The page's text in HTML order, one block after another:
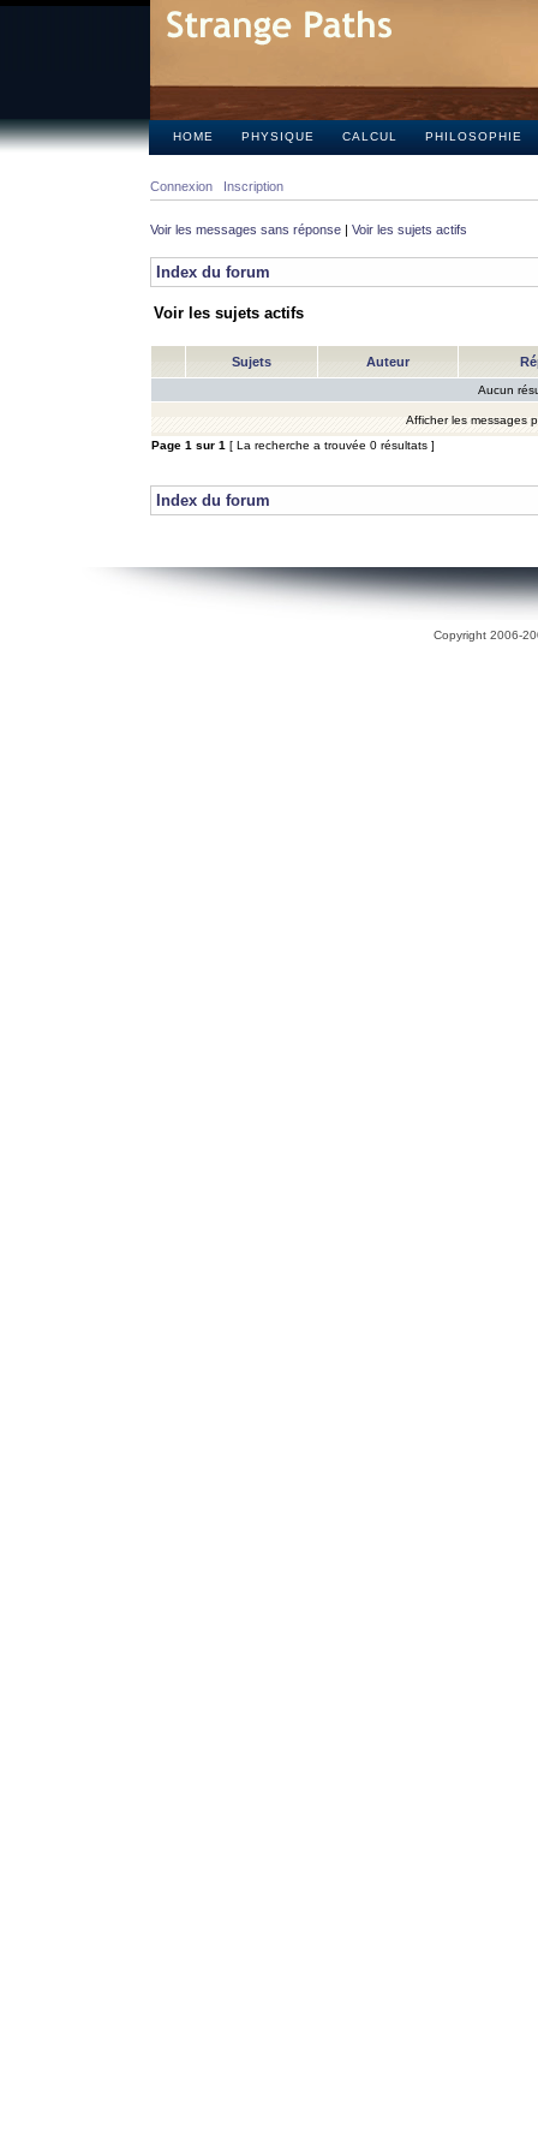
HOME PHYSIQUE CALCUL PHILOSOPHIE
Connexion Inscription
Voir les messages sans réponse | Voir les sujets actifs
Index du forum
Voir les sujets actifs
Sujets Auteur
Aucun
Afficher les messages
Page 1 sur 1 [ La recherche a trouvée 0 résultats ]
Index du forum
Copyright 2006-